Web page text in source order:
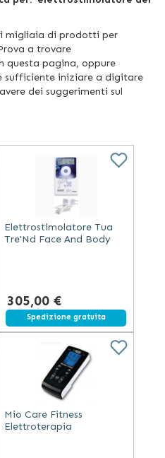
migliaia di prodotti per
a trovare
questa pagina, oppure
sufficiente iniziare a digitare
dei suggerimenti sul
Elettrostimolatore Tua
Tre'Nd Face And Body
305,00 €
Spedizione gratuita
Mio Care Fitness
Elettroterapia